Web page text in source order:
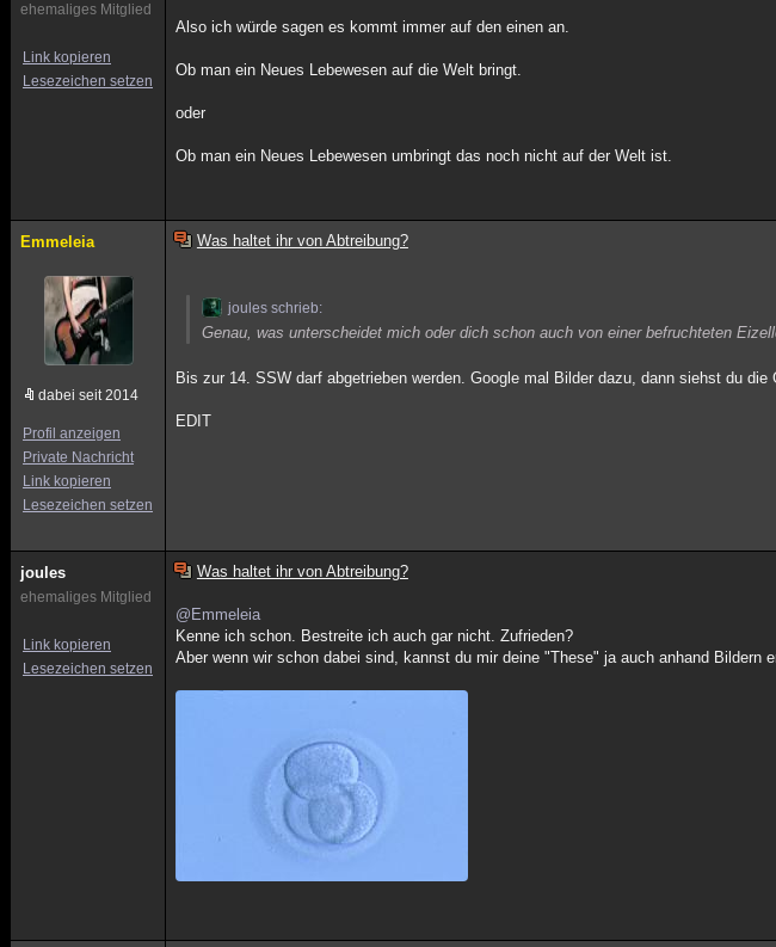
ehemaliges Mitglied
Link kopieren
Lesezeichen setzen
Also ich würde sagen es kommt immer auf den einen an.
Ob man ein Neues Lebewesen auf die Welt bringt.
oder
Ob man ein Neues Lebewesen umbringt das noch nicht auf der Welt ist.
Emmeleia
dabei seit 2014
Profil anzeigen
Private Nachricht
Link kopieren
Lesezeichen setzen
Was haltet ihr von Abtreibung?
joules schrieb:
Genau, was unterscheidet mich oder dich schon auch von einer befruchteten
Bis zur 14. SSW darf abgetrieben werden. Google mal Bilder dazu, dann siehst du die
EDIT
joules
ehemaliges Mitglied
Link kopieren
Lesezeichen setzen
Was haltet ihr von Abtreibung?
@Emmeleia
Kenne ich schon. Bestreite ich auch gar nicht. Zufrieden?
Aber wenn wir schon dabei sind, kannst du mir deine "These" ja auch anhand Bildern